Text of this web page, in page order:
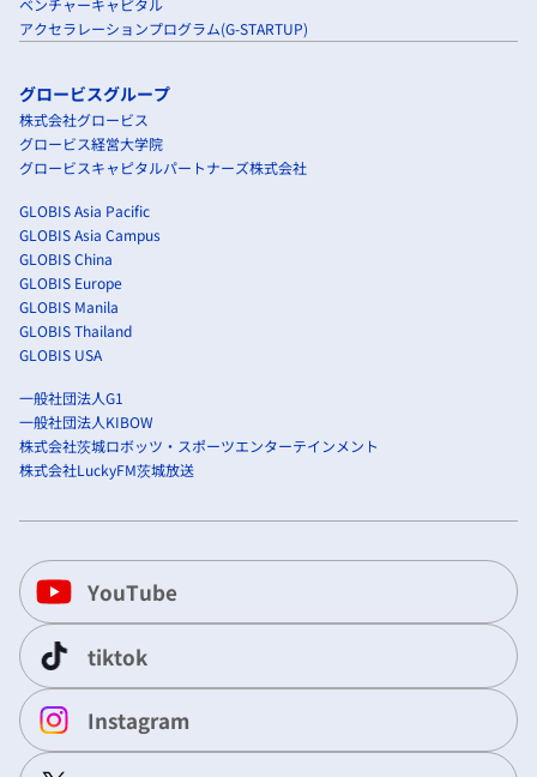
ベンチャーキャピタル
アクセラレーションプログラム(G-STARTUP)
グロービスグループ
株式会社グロービス
グロービス経営大学院
グロービスキャピタルパートナーズ株式会社
GLOBIS Asia Pacific
GLOBIS Asia Campus
GLOBIS China
GLOBIS Europe
GLOBIS Manila
GLOBIS Thailand
GLOBIS USA
一般社団法人G1
一般社団法人KIBOW
株式会社茨城ロボッツ・スポーツエンターテインメント
株式会社LuckyFM茨城放送
YouTube
tiktok
Instagram